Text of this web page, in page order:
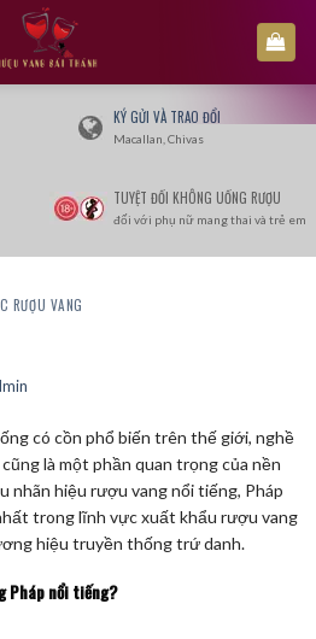
KÝ GỬI VÀ TRAO ĐỔI
Macallan, Chivas
TUYỆT ĐỐI KHÔNG UỐNG RƯỢU
đối với phụ nữ mang thai và trẻ em
RƯỢU VANG
có cồn phổ biến trên thế giới, nghề
là một phần quan trọng của nền
nhãn hiệu rượu vang nổi tiếng, Pháp
trong lĩnh vực xuất khẩu rượu vang
hiệu truyền thống trứ danh.
Pháp nổi tiếng?